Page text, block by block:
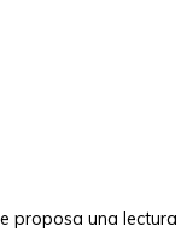
proposa una lectura